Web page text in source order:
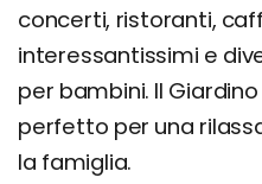
concerti, ristoranti,
interessantissimi e
per bambini. Il
perfetto per una
la famiglia.